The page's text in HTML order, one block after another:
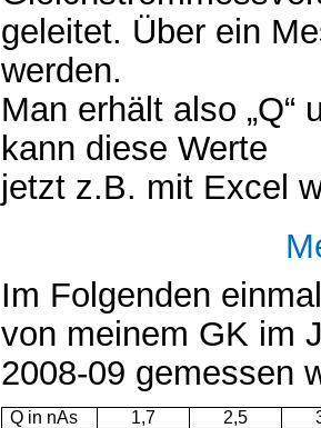
geleitet. Über ein
werden.
Man erhält also „Q“
kann diese Werte
jetzt z.B. mit Excel
Im Folgenden
von meinem GK im
2008-09 gemessen
Q in nAs 1,7 2,5